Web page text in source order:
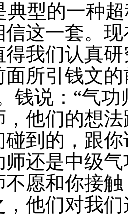
典型的一种
信这一套。
得我们认真
面所引钱文
钱说：“气
，他们的想
碰到的，跟
师还是中级
不愿和你接
，他们对我